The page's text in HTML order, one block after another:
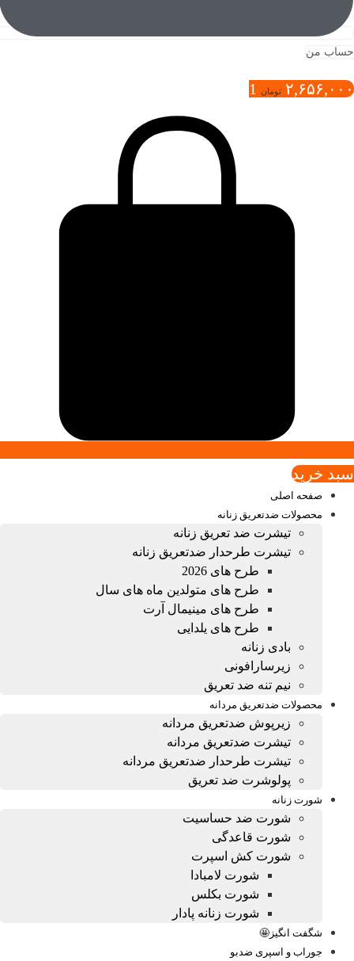
حساب من
۲,۶۵۶,۰۰۰ تومان 1
سبد خريد
صفحه اصلی
محصولات ضدتعریق زنانه
تیشرت ضد تعریق زنانه
تیشرت طرحدار ضدتعریق زنانه
طرح های 2026
طرح های متولدین ماه های سال
طرح های مینیمال آرت
طرح های یلدایی
بادی زنانه
زیرسارافونی
نیم تنه ضد تعریق
محصولات ضدتعریق مردانه
زیرپوش ضدتعریق مردانه
تیشرت ضدتعریق مردانه
تیشرت طرحدار ضدتعریق مردانه
پولوشرت ضد تعریق
شورت زنانه
شورت ضد حساسیت
شورت قاعدگی
شورت کش اسپرت
شورت لامبادا
شورت بکلس
شورت زنانه پادار
شگفت انگیز🤩
جوراب و اسپری ضدبو